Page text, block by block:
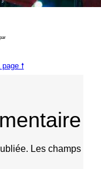
🠕
Les champs